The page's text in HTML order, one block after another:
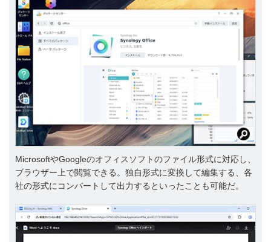
MicrosoftやGoogleのオフィスソフトのファイル形式に対応し、
ブラウザー上で閲覧できる。独自形式に変換して編集する、各
社の形式にコンバートして出力するといったことも可能だ。